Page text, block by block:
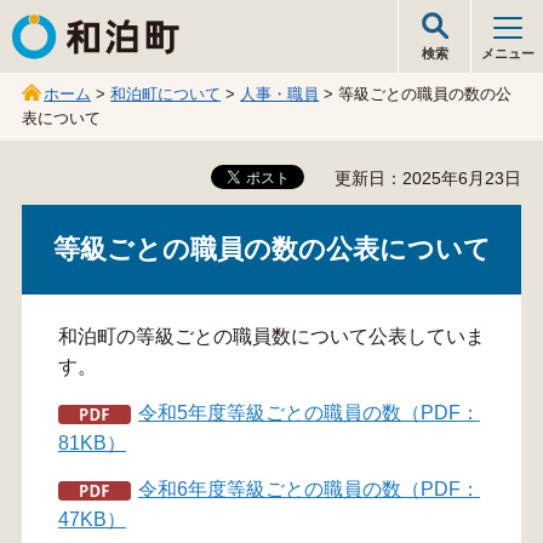
和泊町
検索 メニュー
ホーム >和泊町について > 人事・職員 > 等級ごとの職員の数の公
表について
更新日：2025年6月23日
等級ごとの職員の数の公表について
和泊町の等級ごとの職員数について公表していま
す。
令和5年度等級ごとの職員の数（PDF：
81KB）
令和6年度等級ごとの職員の数（PDF：
47KB）